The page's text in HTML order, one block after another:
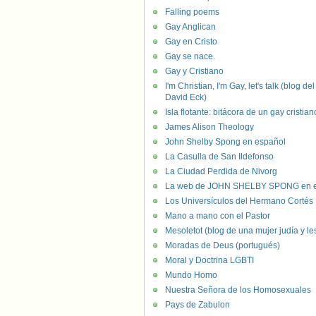
Falling poems
Gay Anglican
Gay en Cristo
Gay se nace.
Gay y Cristiano
I'm Christian, I'm Gay, let's talk (blog del
David Eck)
Isla flotante: bitácora de un gay
James Alison Theology
John Shelby Spong en español
La Casulla de San Ildefonso
La Ciudad Perdida de Nivorg
La web de JOHN SHELBY SPONG en
Los Universículos del Hermano Cortés
Mano a mano con el Pastor
Mesoletot (blog de una mujer judía y
Moradas de Deus (portugués)
Moral y Doctrina LGBTI
Mundo Homo
Nuestra Señora de los Homosexuales
Pays de Zabulon